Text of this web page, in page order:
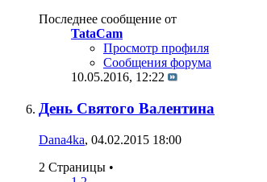
Последнее сообщение от
TataCam
Просмотр профиля
Сообщения форума
10.05.2016, 12:22
День Святого Валентина
Dana4ka, 04.02.2015 18:00
2 Страницы •